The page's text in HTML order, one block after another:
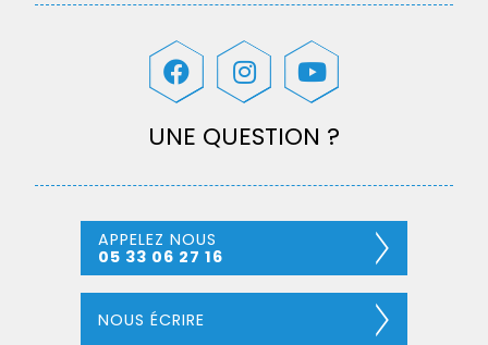
UNE QUESTION ?
APPELEZ NOUS
05 33 06 27 16
NOUS ÉCRIRE